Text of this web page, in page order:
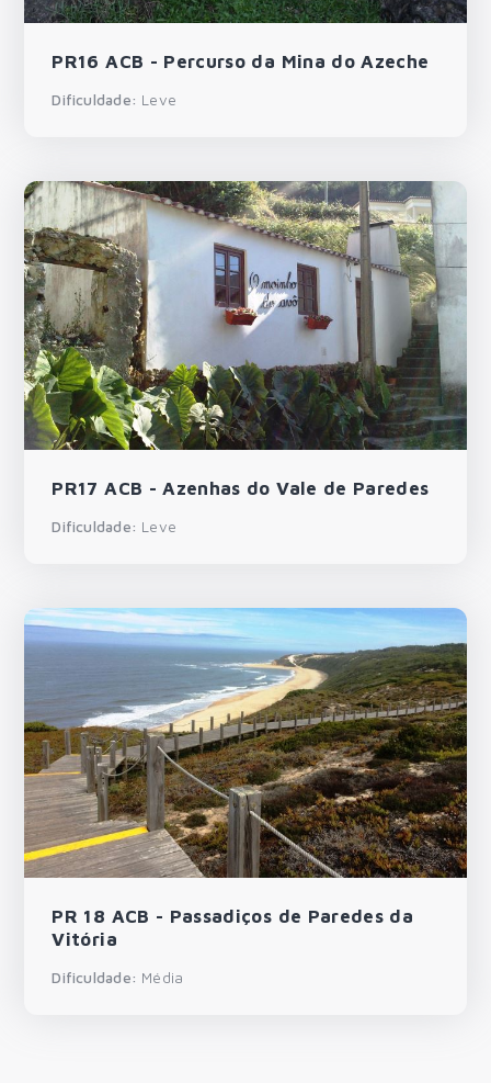
PR16 ACB - Percurso da Mina do Azeche
Dificuldade: Leve
PR17 ACB - Azenhas do Vale de Paredes
Dificuldade: Leve
PR 18 ACB - Passadiços de Paredes da
Vitória
Dificuldade: Média